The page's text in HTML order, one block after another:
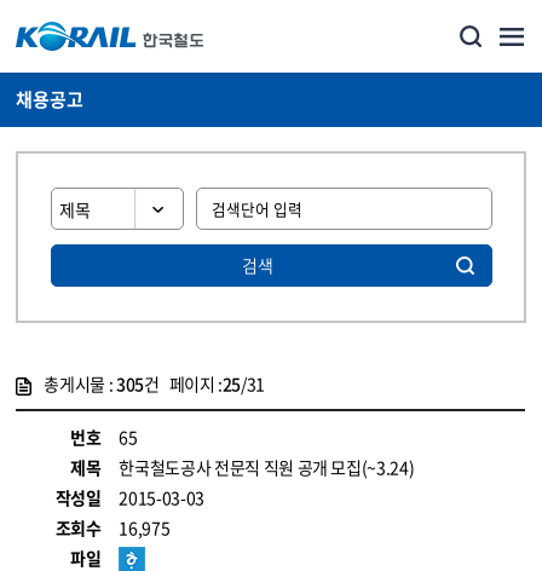
채용공고
검색
총게시물 :305건 페이지 :25/31
번호
65
제목
한국철도공사 전문직 직원 공개 모집(~3.24)
작성일
2015-03-03
조회수
16,975
파일